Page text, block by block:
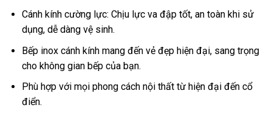
Cánh kính cường lực: Chịu lực va đập tốt, an toàn khi sử
dụng, dễ dàng vệ sinh.
Bếp inox cánh kính mang đến vẻ đẹp hiện đại, sang trọng
cho không gian bếp của bạn.
Phù hợp với mọi phong cách nội thất từ hiện đại đến cổ
điển.